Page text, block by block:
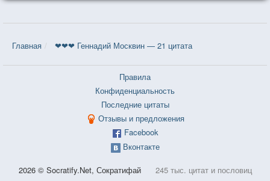
Главная ❤❤❤ Геннадий Москвин — 21 цитата
Правила
Конфиденциальность
Последние цитаты
Отзывы и предложения
Facebook
Вконтакте
2026 © Socratify.Net, Сократифай 245 тыс. цитат и пословиц